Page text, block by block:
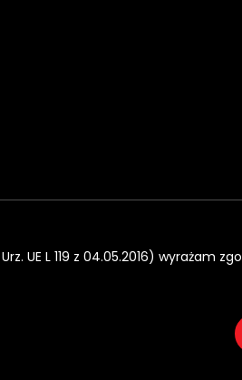
UE L 119 z 04.05.2016) wyrażam